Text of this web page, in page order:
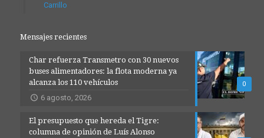
Carrillo
Mensajes recientes
0
Char refuerza Transmetro con 30 nuevos
buses alimentadores: la flota moderna ya
alcanza los 110 vehículos
6 agosto, 2026
El presupuesto que hereda el Tigre:
columna de opinión de Luís Alonso